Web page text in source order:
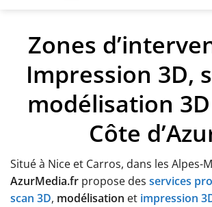
Zones
Impression 3D,
modélisation
Côte
Situé à Nice et Carros, dans les Alpes-
AzurMedia.fr propose des services
scan 3D, modélisation et impression